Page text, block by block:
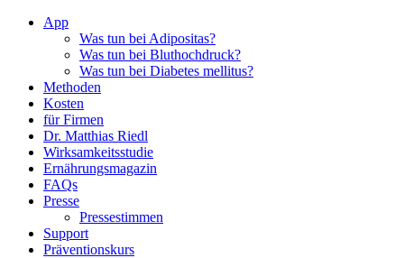
App
Was tun bei Adipositas?
Was tun bei Bluthochdruck?
Was tun bei Diabetes mellitus?
Methoden
Kosten
für Firmen
Dr. Matthias Riedl
Wirksamkeitsstudie
Ernährungsmagazin
FAQs
Presse
Pressestimmen
Support
Präventionskurs